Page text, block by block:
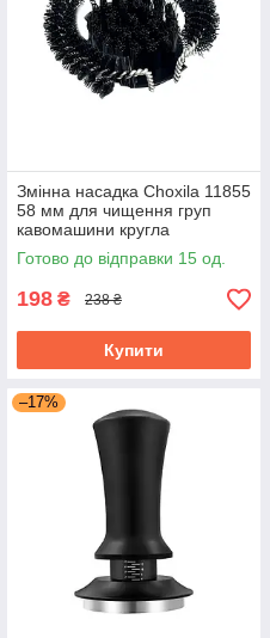
Змінна насадка Choxila 11855
58 мм для чищення груп
кавомашини кругла
Готово до відправки 15 од.
198 ₴ 238 ₴
Купити
–17%